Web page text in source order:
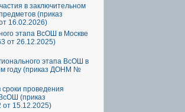
в заключительном
(приказ
16.02.2026)
этапа ВсОШ в Москве
от 26.12.2025)
этапа ВсОШ в
году (приказ ДОНМ №
проведения
(приказ
15.12.2025)